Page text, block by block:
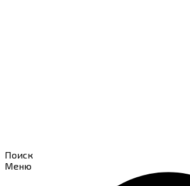
Поиск
Меню